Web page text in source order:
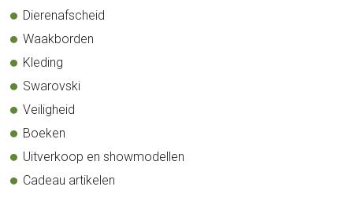
Dierenafscheid
Waakborden
Kleding
Swarovski
Veiligheid
Boeken
Uitverkoop en showmodellen
Cadeau artikelen